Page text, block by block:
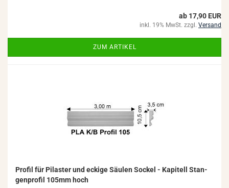
ab 17,90 EUR
inkl. 19% MwSt. zzgl. Versand
ZUM ARTIKEL
Pro­fil für Pi­las­ter und ecki­ge Säu­len So­ckel - Ka­pi­tell Stan­
gen­pro­fil 105mm hoch